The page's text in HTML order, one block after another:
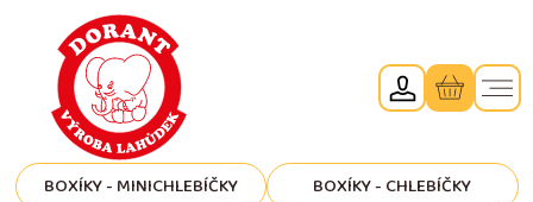
BOXÍKY - MINICHLEBÍČKY
BOXÍKY - CHLEBÍČKY